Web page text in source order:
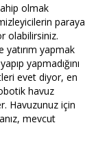
olmak
paraya
olabilirsiniz.
yatırım yapmak
yapmadığını
evet diyor, en
havuz
Havuzunuz için
mevcut